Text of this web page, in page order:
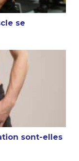
se
elles
sont-elles